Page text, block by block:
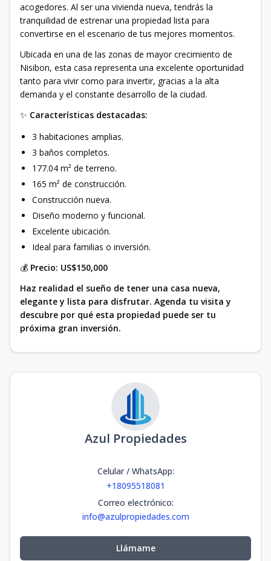
acogedores. Al ser una vivienda nueva, tendrás la
tranquilidad de estrenar una propiedad lista para
convertirse en el escenario de tus mejores momentos.
Ubicada en una de las zonas de mayor crecimiento de
Nisibon, esta casa representa una excelente oportunidad
tanto para vivir como para invertir, gracias a la alta
demanda y el constante desarrollo de la ciudad.
✨ Características destacadas:
3 habitaciones amplias.
3 baños completos.
177.04 m² de terreno.
165 m² de construcción.
Construcción nueva.
Diseño moderno y funcional.
Excelente ubicación.
Ideal para familias o inversión.
💰 Precio: US$150,000
Haz realidad el sueño de tener una casa nueva,
elegante y lista para disfrutar. Agenda tu visita y
descubre por qué esta propiedad puede ser tu
próxima gran inversión.
Azul Propiedades
Celular / WhatsApp:
+18095518081
Correo electrónico:
info@azulpropiedades.com
Llámame